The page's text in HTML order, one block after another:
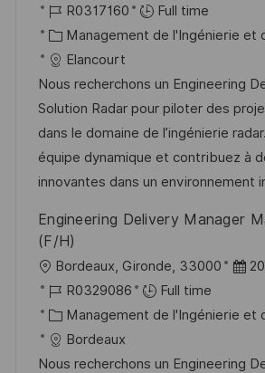
o
t
o
c
a
l
i
s
a
t
o
t
d
’
a
f
f
c
a
R
é
f
é
r
e
n
c
d
o
t
R0317160
Full time
C
a
t
é
g
o
r
e
Management de l'Ingénierie et
Elancourt
Nous recherchons un Engineering
Solution Radar pour piloter des
dans le domaine de l’ingénierie
équipe dynamique et contribuez à
innovantes dans un environnement
Engineering Delivery Manager
(F/H)
o
c
a
l
Bordeaux, Gironde, 33000
D
t
d
R
é
f
é
R0329086
Full time
C
a
t
Management de l'Ingénierie et
Bordeaux
Nous recherchons un Engineering